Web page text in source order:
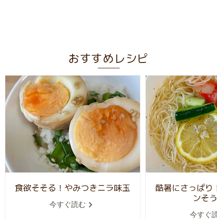
おすすめレシピ
食欲そそる！やみつきニラ味玉
今すぐ読む
酷暑にさっぱり
ンそ
今すぐ